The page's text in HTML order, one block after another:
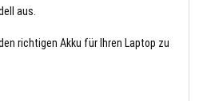
aus.
richtigen Akku für Ihren Laptop zu